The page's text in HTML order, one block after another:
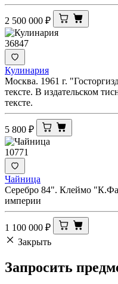
2 500 000 ₽
36847
Кулинария
Москва. 1961 г.
тексте. В издательском
тексте.
5 800 ₽
10771
Чайница
Серебро 84". Клеймо
империи
1 100 000 ₽
Закрыть
Запросить